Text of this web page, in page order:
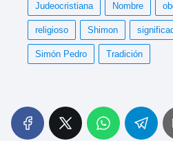
Judeocristiana Nombre
religioso Shimon
Simón Pedro Tradición